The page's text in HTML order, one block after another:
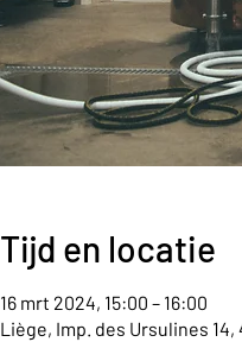
Tijd en locatie
16 mrt 2024, 15:00 – 16:00
Liège, Imp. des Ursulines